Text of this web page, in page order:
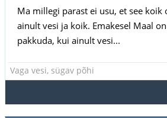
Ma millegi parast ei usu, et see koik
ainult vesi ja koik. Emakesel Maal
pakkuda, kui ainult vesi...
Vaga vesi, sügav põhi